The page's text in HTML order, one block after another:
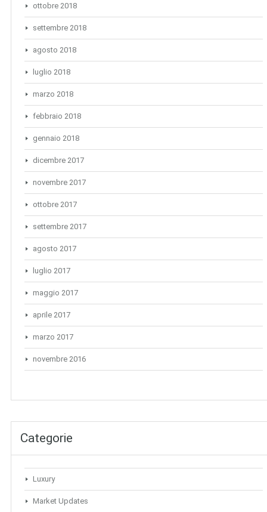
ottobre 2018
settembre 2018
agosto 2018
luglio 2018
marzo 2018
febbraio 2018
gennaio 2018
dicembre 2017
novembre 2017
ottobre 2017
settembre 2017
agosto 2017
luglio 2017
maggio 2017
aprile 2017
marzo 2017
novembre 2016
Categorie
Luxury
Market Updates